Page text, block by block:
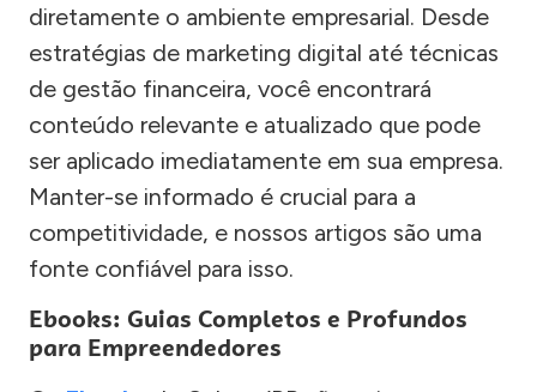
diretamente o ambiente empresarial. Desde
estratégias de marketing digital até técnicas
de gestão financeira, você encontrará
conteúdo relevante e atualizado que pode
ser aplicado imediatamente em sua empresa.
Manter-se informado é crucial para a
competitividade, e nossos artigos são uma
fonte confiável para isso.
Ebooks: Guias Completos e Profundos
para Empreendedores